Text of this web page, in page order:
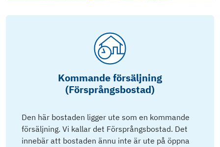
Kommande försäljning
(Försprångsbostad)
Den här bostaden ligger ute som en kommande
försäljning. Vi kallar det Försprångsbostad. Det
innebär att bostaden ännu inte är ute på öppna